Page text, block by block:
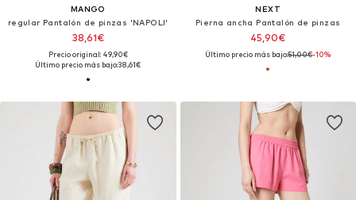
MANGO
regular Pantalón de pinzas 'NAPOLI'
38,61€
Precio original: 49,90€
Último precio más bajo:38,61€
NEXT
Pierna ancha Pantalón de pinzas
45,90€
Último precio más bajo:51,00€-10%